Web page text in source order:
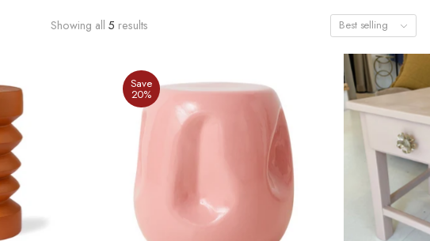
Showing all 5 results Best selling
Save
20%